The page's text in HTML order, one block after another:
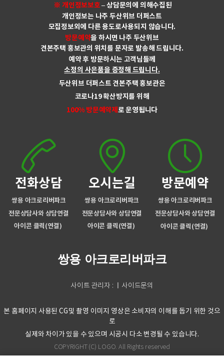
※ 개인정보보호– 상담문의에 의해수집된
개인정보는 나주 두산위브 더퍼스트
모집정보외에 다른 용도로사용되지 않습니다.
방문예약을 하시면 나주 두산위브
견본주택 홍보관의 위치를 문자로 발송해 드립니다.
예약 후 방문하시는 고객님들께
소정의 사은품을 증정해 드립니다.
두산위브 더퍼스트 견본주택 홍보관은
코로나19 확산방지를 위해
100% 방문예약제 로 운영됩니다
전화상담
쌍용 아크로리버파크
전문상담사와 상담연결
아이콘 클릭(연결)
오시는길
쌍용 아크로리버파크
전문상담사와 상담연결
아이콘 클릭(연결)
방문예약
쌍용 아크로리버파크
전문상담사와 상담연결
아이콘 클릭(연결)
쌍용 아크로리버파크
사이트 관리자 : ㅣ사이드문의
본 홈페이지 사용된 CG및 촬영 이미지 영상은 소비자의 이해를 돕기 위한 것으
로
실제와 차이가 있을 수 있으며 시공시 다소 변경될 수 있습니다.
COPYRIGHT (C) LOGO. All Rights reserved